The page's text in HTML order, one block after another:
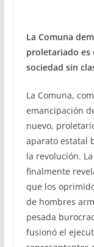
La Comuna
proletariado es
sociedad sin
La Comuna,
emancipación
nuevo,
aparato estatal
la revolución.
finalmente
que los
de hombres
pesada
fusionó el